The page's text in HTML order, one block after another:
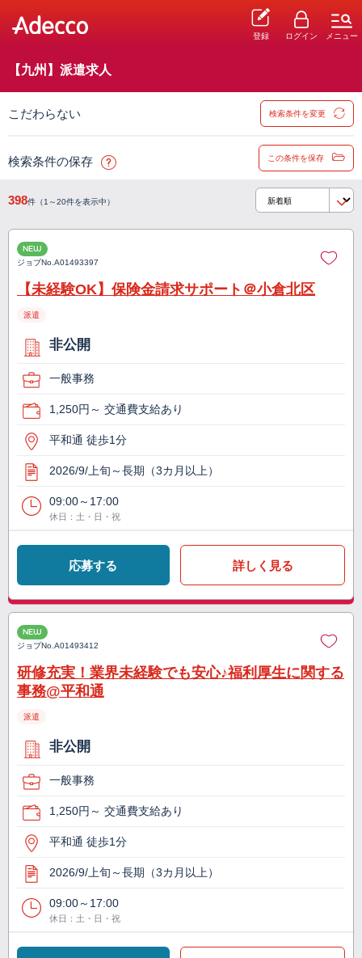
登録 ログイン メニュー
【九州】派遣求人
こだわらない 検索条件を変更
検索条件の保存 この条件を保存
398件（1～20件を表示中）
NEW
ジョブNo.A01493397
【未経験OK】保険金請求サポート＠小倉北区
派遣
非公開
一般事務
1,250円～ 交通費支給あり
平和通 徒歩1分
2026/9/上旬～長期（3カ月以上）
09:00～17:00
休日：土・日・祝
応募する 詳しく見る
NEW
ジョブNo.A01493412
研修充実！業界未経験でも安心♪福利厚生に関する
事務@平和通
派遣
非公開
一般事務
1,250円～ 交通費支給あり
平和通 徒歩1分
2026/9/上旬～長期（3カ月以上）
09:00～17:00
休日：土・日・祝